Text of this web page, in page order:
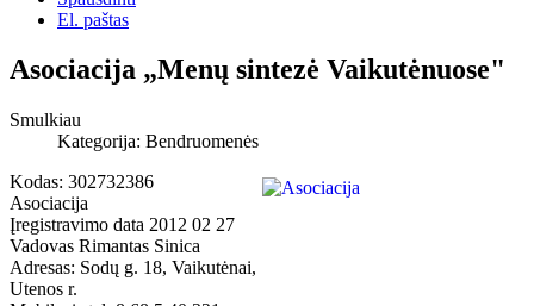
El. paštas
Asociacija „Menų sintezė Vaikutėnuose"
Smulkiau
Kategorija: Bendruomenės
Kodas: 302732386
Asociacija
Įregistravimo data 2012 02 27
Vadovas Rimantas Sinica
Adresas: Sodų g. 18, Vaikutėnai,
Utenos r.